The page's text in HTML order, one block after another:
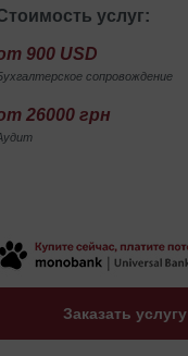
услуг:
900 USD
сопровождение
26000 грн
Заказать услугу